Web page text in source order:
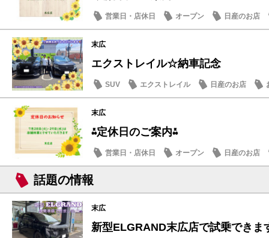
営業日・店休日 オープン 日産のお店
末広
エクストレイル☆納車記念
SUV エクストレイル 日産のお店
末広
⁂定休日のご案内⁂
営業日・店休日 オープン 日産のお店
話題の情報
末広
新型ELGRAND末広店で試乗できま